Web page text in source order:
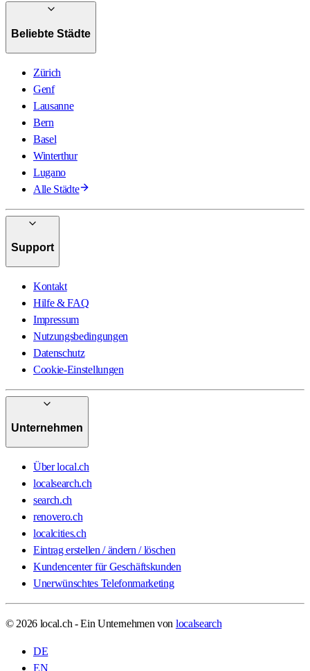
Beliebte Städte
Zürich
Genf
Lausanne
Bern
Basel
Winterthur
Lugano
Alle Städte
Support
Kontakt
Hilfe & FAQ
Impressum
Nutzungsbedingungen
Datenschutz
Cookie-Einstellungen
Unternehmen
Über local.ch
localsearch.ch
search.ch
renovero.ch
localcities.ch
Eintrag erstellen / ändern / löschen
Kundencenter für Geschäftskunden
Unerwünschtes Telefonmarketing
© 2026 local.ch - Ein Unternehmen von localsearch
DE
EN